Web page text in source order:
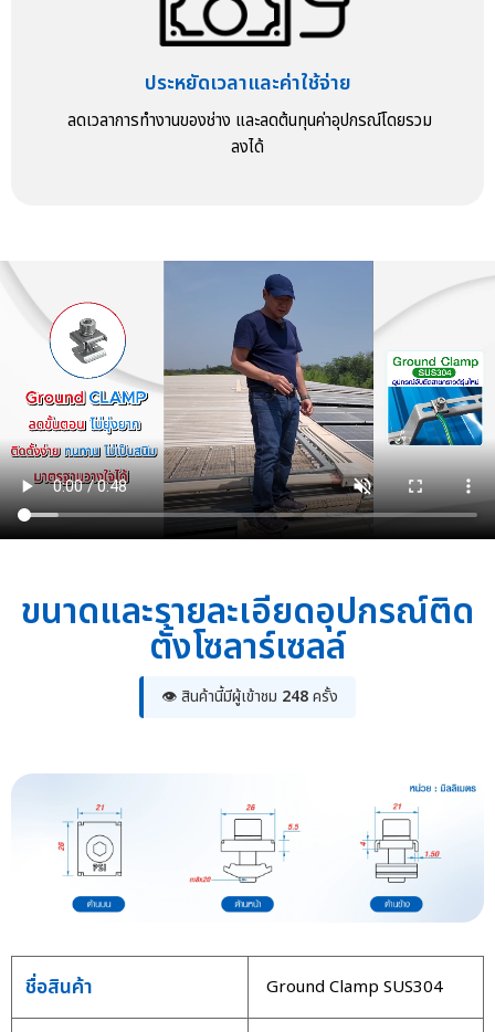
ประหยัดเวลาและค่าใช้จ่าย
ลดเวลาการทำงานของช่าง และลดต้นทุนค่าอุปกรณ์โดยรวม
ลงได้
ขนาดและรายละเอียดอุปกรณ์ติด
ตั้งโซลาร์เซลล์
👁 สินค้านี้มีผู้เข้าชม 248ครั้ง
ชื่อสินค้า Ground Clamp SUS304